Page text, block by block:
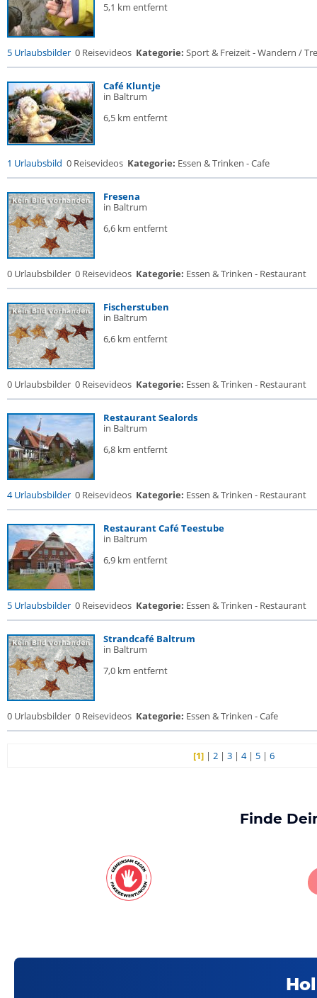
5,1 km entfernt
5 Urlaubsbilder 0 Reisevideos Kategorie: Sport & Freizeit - Wandern /
Café Kluntje
in Baltrum
6,5 km entfernt
1 Urlaubsbild 0 Reisevideos Kategorie: Essen & Trinken - Cafe
Fresena
in Baltrum
6,6 km entfernt
0 Urlaubsbilder 0 Reisevideos Kategorie: Essen & Trinken - Restaurant
Fischerstuben
in Baltrum
6,6 km entfernt
0 Urlaubsbilder 0 Reisevideos Kategorie: Essen & Trinken - Restaurant
Restaurant Sealords
in Baltrum
6,8 km entfernt
4 Urlaubsbilder 0 Reisevideos Kategorie: Essen & Trinken - Restaurant
Restaurant Café Teestube
in Baltrum
6,9 km entfernt
5 Urlaubsbilder 0 Reisevideos Kategorie: Essen & Trinken - Restaurant
Strandcafé Baltrum
in Baltrum
7,0 km entfernt
0 Urlaubsbilder 0 Reisevideos Kategorie: Essen & Trinken - Cafe
[1] |2 |3 |4| 5 |6
Finde